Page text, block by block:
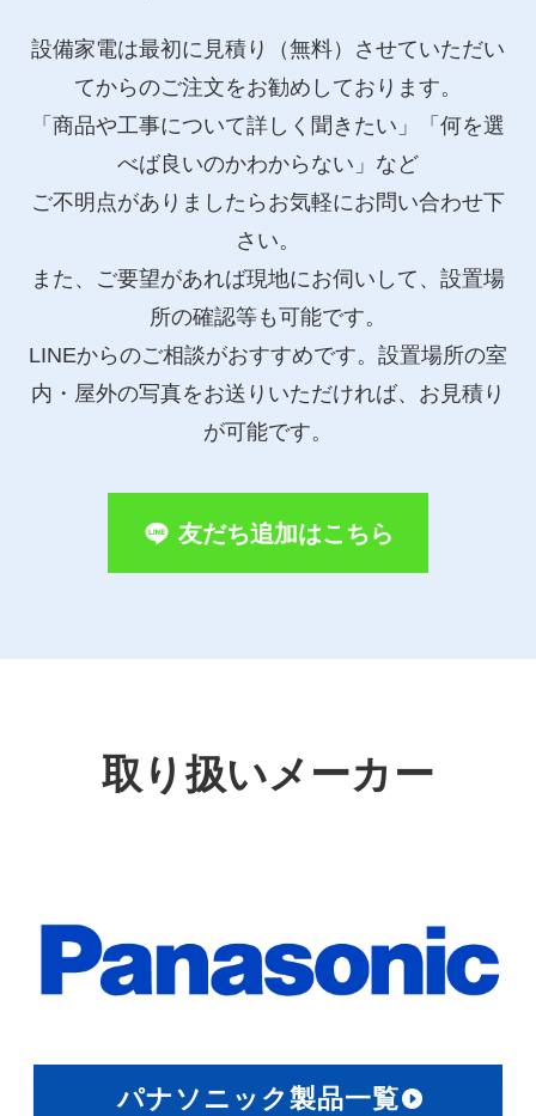
設備家電は最初に見積り（無料）させていただい
てからのご注文をお勧めしております。
「商品や工事について詳しく聞きたい」「何を選
べば良いのかわからない」など
ご不明点がありましたらお気軽にお問い合わせ下
さい。
また、ご要望があれば現地にお伺いして、設置場
所の確認等も可能です。
LINEからのご相談がおすすめです。設置場所の室
内・屋外の写真をお送りいただければ、お見積り
が可能です。
友だち追加はこちら
取り扱いメーカー
パナソニック製品一覧